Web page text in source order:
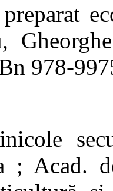
978-
; Acad.